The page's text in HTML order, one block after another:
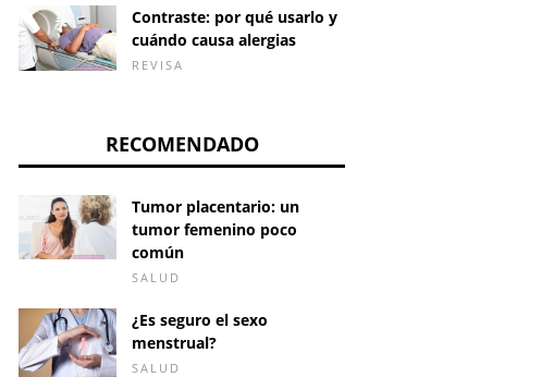
Contraste: por qué usarlo y
cuándo causa alergias
REVISA
RECOMENDADO
Tumor placentario: un
tumor femenino poco
común
SALUD
¿Es seguro el sexo
menstrual?
SALUD